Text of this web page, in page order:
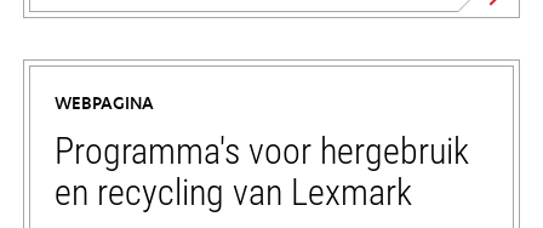
opens
in
new
tab
WEBPAGINA
Programma's voor hergebruik
en recycling van Lexmark